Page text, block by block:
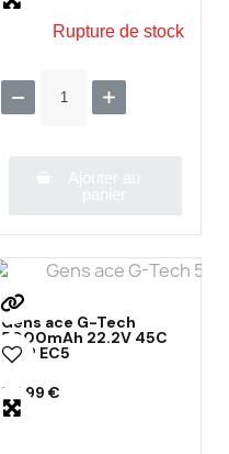
Rupture de stock
Gens ace G-Tech
5000mAh 22.2V 45C
6S1P EC5
115,99 €